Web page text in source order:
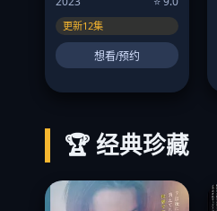
更新12集
想看/预约
🏆 经典珍藏